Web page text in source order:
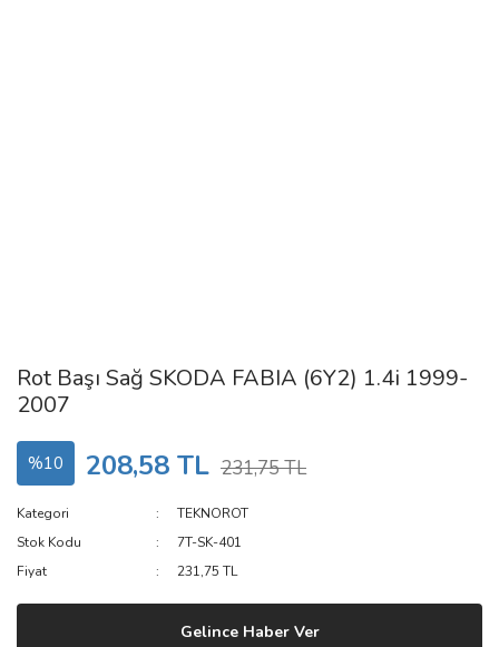
Rot Başı Sağ SKODA FABIA (6Y2) 1.4i 1999-
2007
%10 208,58 TL 231,75 TL
Kategori
TEKNOROT
Stok Kodu
7T-SK-401
Fiyat
231,75 TL
Gelince Haber Ver